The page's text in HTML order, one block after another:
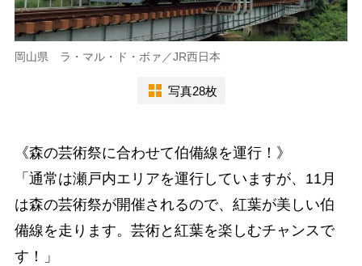
岡山県 ラ・マル・ド・ボァ／JR西日本
写真28枚
《森の芸術祭に合わせて伯備線を運行！》
「通常は瀬戸内エリアを運行していますが、11月
は森の芸術祭が開催されるので、紅葉が美しい伯
備線を走ります。芸術と紅葉を楽しむチャンスで
す！」